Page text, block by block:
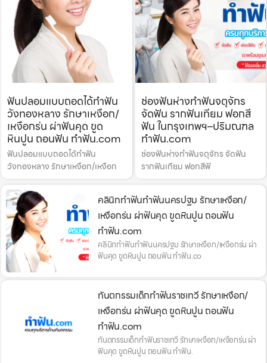
ฟันปลอมแบบถอดได้ทำฟัน
วังทองหลาง รักษาเหงือก/
เหงือกร่น ผ่าฟันคุด ขูด
หินปูน ถอนฟัน ทำฟัน.com
ฟันปลอมแบบถอดได้ทำฟัน
วังทองหลาง รักษาเหงือก/เหงือก
ช่องฟันห่างทำฟันจตุจักร
จัดฟัน รากฟันเทียม ฟอกสี
ฟัน ในกรุงเทพฯ–ปริมณฑล
ทำฟัน.com
ช่องฟันห่างทำฟันจตุจักร จัดฟัน
รากฟันเทียม ฟอกสีฟั
คลินิกทำฟันทำฟันนครปฐม รักษาเหงือก/
เหงือกร่น ผ่าฟันคุด ขูดหินปูน ถอนฟัน
ทำฟัน.com
คลินิกทำฟันทำฟันนครปฐม รักษาเหงือก/เหงือกร่น ผ่า
ฟันคุด ขูดหินปูน ถอนฟัน ทำฟัน.co
ทันตกรรมเด็กทำฟันราชเทวี รักษาเหงือก/
เหงือกร่น ผ่าฟันคุด ขูดหินปูน ถอนฟัน
ทำฟัน.com
ทันตกรรมเด็กทำฟันราชเทวี รักษาเหงือก/เหงือกร่น ผ่า
ฟันคุด ขูดหินปูน ถอนฟัน ทำฟัน.